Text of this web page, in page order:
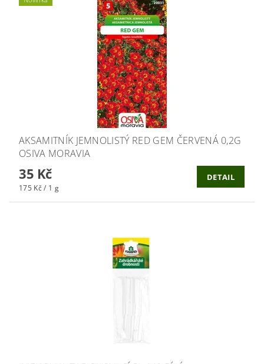
AKSAMITNÍK JEMNOLISTÝ RED GEM ČERVENÁ 0,2G
OSIVA MORAVIA
35 Kč
175 Kč / 1 g
DETAIL